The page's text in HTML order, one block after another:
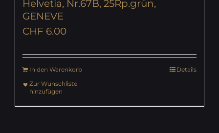
Helvetia, Nr.67B, 25Rp.grün,
GENEVE
CHF 6.00
In den Warenkorb
Details
Zur Wunschliste
hinzufügen